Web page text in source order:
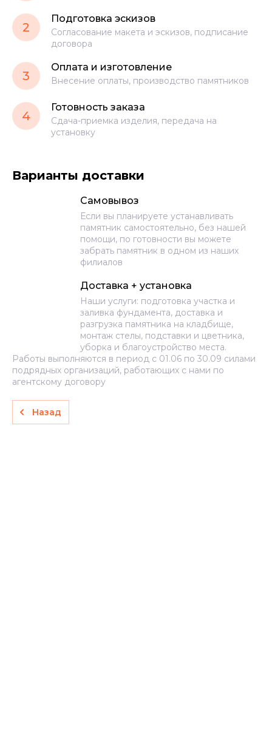
2
Подготовка эскизов
Согласование макета и эскизов, подписание
договора
3
Оплата и изготовление
Внесение оплаты, производство памятников
4
Готовность заказа
Сдача-приемка изделия, передача на
установку
Варианты доставки
Самовывоз
Если вы планируете устанавливать
памятник самостоятельно, без нашей
помощи, по готовности вы можете
забрать памятник в одном из наших
филиалов
Доставка + установка
Наши услуги: подготовка участка и
заливка фундамента, доставка и
разгрузка памятника на кладбище,
монтаж стелы, подставки и цветника,
уборка и благоустройство места.
Работы выполняются в период с 01.06 по 30.09 силами
подрядных организаций, работающих с нами по
агентскому договору
Назад